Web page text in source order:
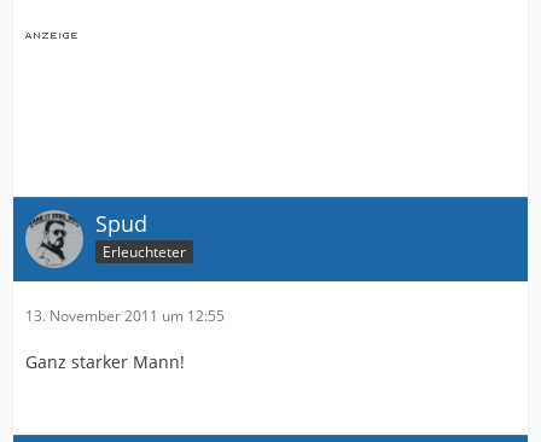
Spud
Erleuchteter
13. November 2011 um 12:55
Ganz starker Mann!